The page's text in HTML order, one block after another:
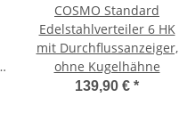
COSMO Standard
Edelstahlverteiler 6 HK
mit Durchflussanzeiger,
ohne Kugelhähne
139,90 € *